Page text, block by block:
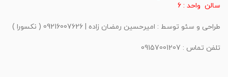
سالن واحد : 6
طراحی و سئو توسط : امیرحسین رمضان زاده | 09216007626 ( نکسورا )
تلفن تماس : 09157001207